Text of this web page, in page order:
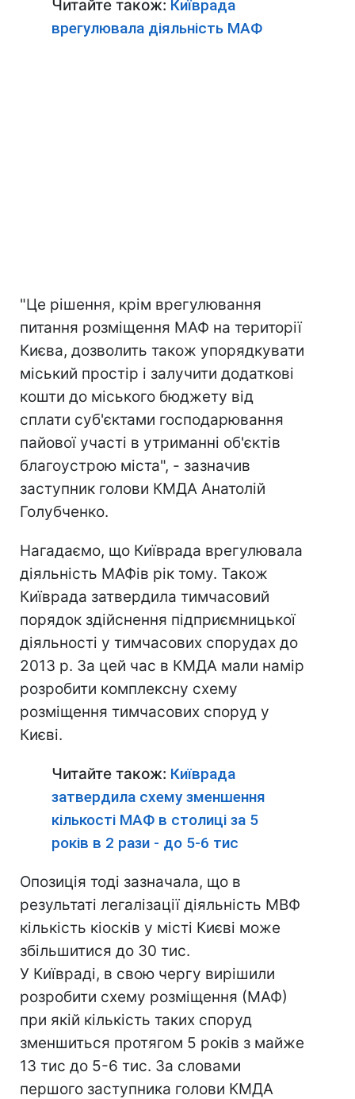
Читайте також: Київрада
врегулювала діяльність МАФ
"Це рішення, крім врегулювання
питання розміщення МАФ на території
Києва, дозволить також упорядкувати
міський простір і залучити додаткові
кошти до міського бюджету від
сплати суб'єктами господарювання
пайової участі в утриманні об'єктів
благоустрою міста", - зазначив
заступник голови КМДА Анатолій
Голубченко.
Нагадаємо, що Київрада врегулювала
діяльність МАФів рік тому. Також
Київрада затвердила тимчасовий
порядок здійснення підприємницької
діяльності у тимчасових спорудах до
2013 р. За цей час в КМДА мали намір
розробити комплексну схему
розміщення тимчасових споруд у
Києві.
Читайте також: Київрада
затвердила схему зменшення
кількості МАФ в столиці за 5
років в 2 рази - до 5-6 тис
Опозиція тоді зазначала, що в
результаті легалізації діяльність МВФ
кількість кіосків у місті Києві може
збільшитися до 30 тис.
У Київраді, в свою чергу вирішили
розробити схему розміщення (МАФ)
при якій кількість таких споруд
зменшиться протягом 5 років з майже
13 тис до 5-6 тис. За словами
першого заступника голови КМДА